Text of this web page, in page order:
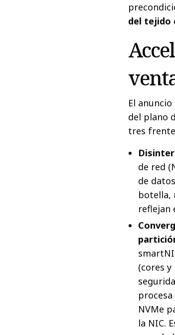
del tejido
El
del plano
tres
de red
de
botella,
reflejan
(cores y
NVMe
la NIC.